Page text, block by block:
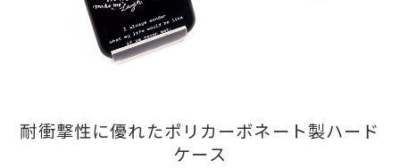
耐衝撃性に優れたポリカーボネート製ハード
ケース